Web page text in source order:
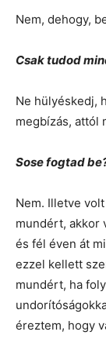
Nem, dehogy,
Csak tudod
Ne hülyéskedj,
megbízás, attól
Sose fogtad
Nem. Illetve
mundért, akkor
és fél éven át
ezzel kellett
mundért, ha
éreztem, hogy